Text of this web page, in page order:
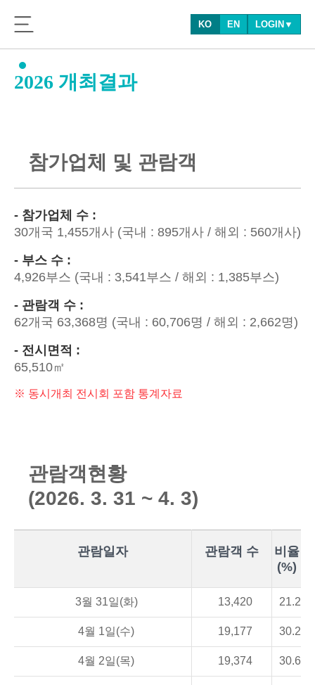
KO EN LOGIN▼
2026 개최결과
참가업 체 및 관람객
- 참가업체 수 :
30개국 1,455개사 (국내 : 895개사 / 해외 : 560개사)
- 부스 수 :
4,926부스 (국내 : 3,541부스 / 해외 : 1,385부스)
- 관람객 수 :
62개국 63,368명 (국내 : 60,706명 / 해외 : 2,662명)
- 전시면적 :
65,510㎡
※ 동시개최 전시회 포함 통계자료
관람객현황
(2026. 3. 31 ~ 4. 3)
관람일자 관람객 수
비율
(%)
3월 31일(화) 13,420 21.2
4월 1일(수) 19,177 30.2
4월 2일(목) 19,374 30.6